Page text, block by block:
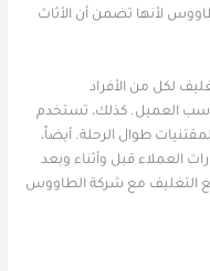
لأنها تضمن أن الأثاث
لكل من الأفراد
العميل. كذلك، تستخدم
طوال الرحلة. أيضاً،
العملاء قبل وأثناء وبعد
التغليف مع شركة الطاووس